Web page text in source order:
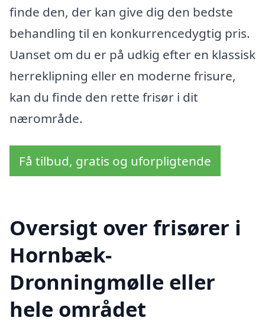
finde den, der kan give dig den bedste
behandling til en konkurrencedygtig pris.
Uanset om du er på udkig efter en klassisk
herreklipning eller en moderne frisure,
kan du finde den rette frisør i dit
nærområde.
Få tilbud, gratis og uforpligtende
Oversigt over frisører i
Hornbæk-
Dronningmølle eller
hele området